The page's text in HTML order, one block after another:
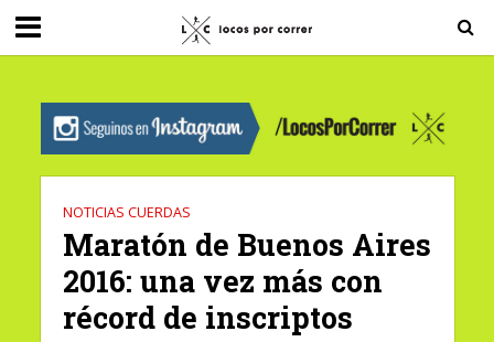
G-0X2PD3RFLV
NOTICIAS CUERDAS
Maratón de Buenos Aires
2016: una vez más con
récord de inscriptos